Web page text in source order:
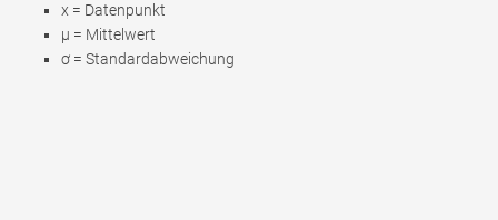
x = Datenpunkt
μ = Mittelwert
ơ = Standardabweichung